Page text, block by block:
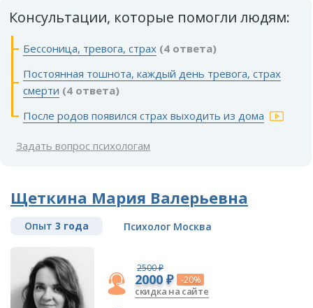
Консультации, которые помогли людям:
Бессоница, тревога, страх (4 ответа)
Постоянная тошнота, каждый день тревога, страх
смерти (4 ответа)
После родов появился страх выходить из дома
Задать вопрос психологам
Щеткина Мария Валерьевна
Опыт 3 года Психолог Москва
2500 ₽
2000 ₽ -20%
скидка на сайте